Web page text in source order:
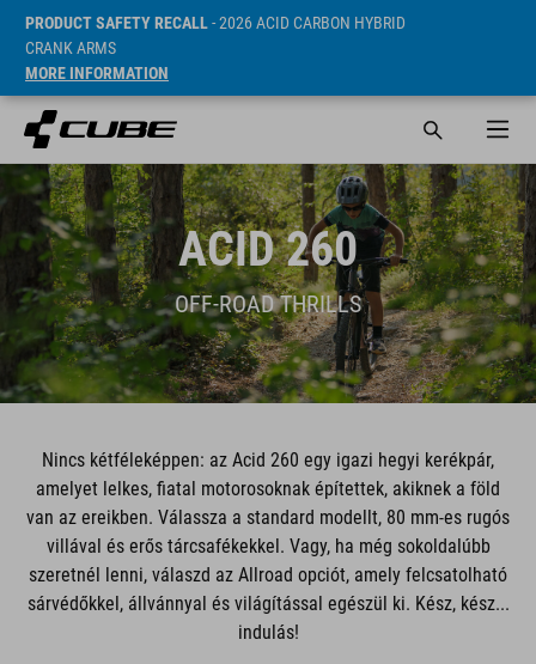
PRODUCT SAFETY RECALL- 2026 ACID CARBON HYBRID
CRANK ARMS
MORE INFORMATION
ACID 260
OFF-ROAD THRILLS
Nincs kétféleképpen: az Acid 260 egy igazi hegyi kerékpár,
amelyet lelkes, fiatal motorosoknak építettek, akiknek a föld
van az ereikben. Válassza a standard modellt, 80 mm-es rugós
villával és erős tárcsafékekkel. Vagy, ha még sokoldalúbb
szeretnél lenni, válaszd az Allroad opciót, amely felcsatolható
sárvédőkkel, állvánnyal és világítással egészül ki. Kész, kész...
indulás!